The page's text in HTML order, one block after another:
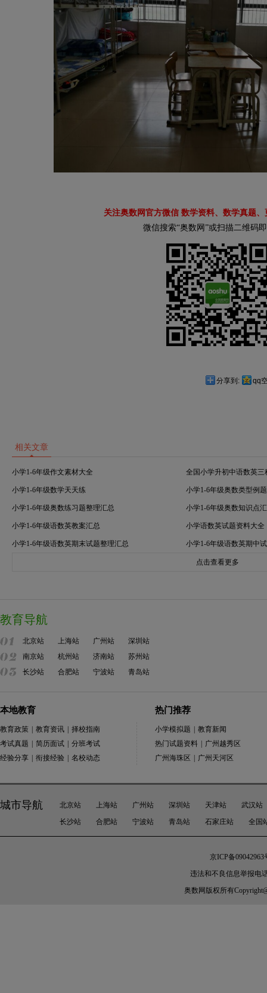
关注奥数网官方微信 数学资料、数学真题
微信搜索“奥数网”或扫描二维码
分享到: qq
相关文章
小学1-6年级作文素材大全 全国小学升初中语数英三
小学1-6年级数学天天练 小学1-6年级奥数类型例
小学1-6年级奥数练习题整理汇总 小学1-6年级奥数知识点
小学1-6年级语数英教案汇总 小学语数英试题资料大全
小学1-6年级语数英期末试题整理汇总 小学1-6年级语数英期中
点击查看更多
教育导航
北京站 上海站 广州站
深圳站
南京站
杭州站 济南站
苏州站
长沙站
合肥站 宁波站 青岛站
本地教育
教育政策 教育资讯
择校指南
考试真题
简历面试
分班考试
经验分享
衔接经验 名校动态
热门推荐
小学模拟题
教育新闻
热门试题资料
广州越秀区
广州海珠区
广州天河区
城市导航 北京站 上海站 广州站 深圳站 天津站
武汉站
长沙站
合肥站 宁波站 青岛站 石家庄站 全国
京ICP备09042963
违法和不良信息举报电
奥数网 版权所有